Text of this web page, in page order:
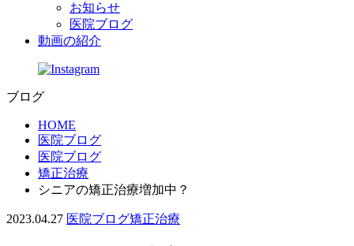
お知らせ
医院ブログ
動画の紹介
ブログ
HOME
医院ブログ
医院ブログ
矯正治療
シニアの矯正治療増加中？
2023.04.27 医院ブログ矯正治療